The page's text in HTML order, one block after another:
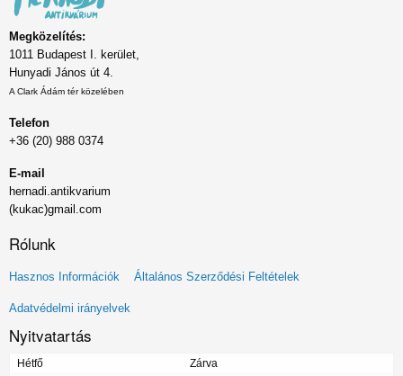
Megközelítés:
1011 Budapest I. kerület,
Hunyadi János út 4.
A Clark Ádám tér közelében
Telefon
+36 (20) 988 0374
E-mail
hernadi.antikvarium
(kukac)gmail.com
Rólunk
Lábléc
menü
Hasznos Információk Általános Szerződési Feltételek
Adatvédelmi irányelvek
Nyitvatartás
Hétfő
Zárva